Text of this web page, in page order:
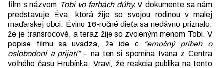
film s názvom Tobi vo farbách dúhy.V dokumente sa nám
predstavuje Éva, ktorá žije so svojou rodinou v malej
maďarskej obci. Évino 16-ročné dieťa sa nedávno priznalo,
že je transrodové, a teraz žije so zvoleným menom Tobi. V
popise filmu sa uvádza, že ide o
“emočný príbeh o
oslobodení a prijatí”– na ten si spomína Ivana z Centra
voľného času Hrubínka. Vraví, že reakcia publika na tento